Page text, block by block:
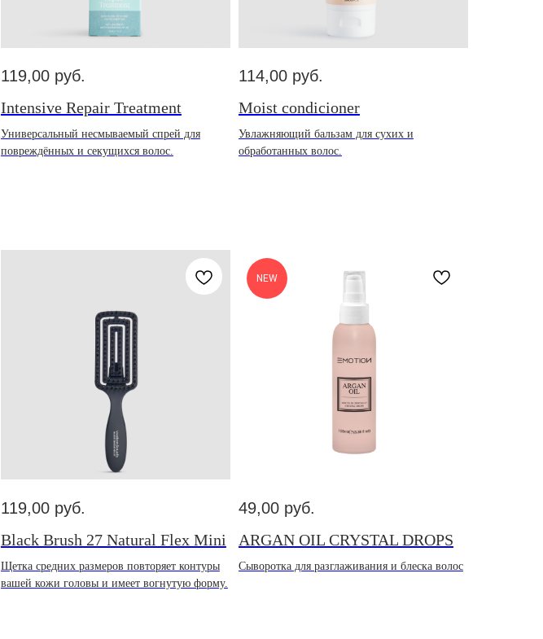
119,00 руб.
Intensive Repair Treatment
Универсальный несмываемый спрей для
повреждённых и секущихся волос.
114,00 руб.
Moist condicioner
Увлажняющий бальзам для сухих и
обработанных волос.
119,00 руб.
Black Brush 27 Natural Flex Mini
Щетка средних размеров повторяет контуры
вашей кожи головы и имеет вогнутую форму.
NEW
49,00 руб.
ARGAN OIL CRYSTAL DROPS
Сыворотка для разглаживания и блеска волос